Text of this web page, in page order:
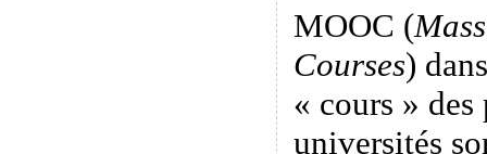
MOOC (
Courses)
« cours » des
universités